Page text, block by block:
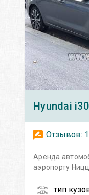
Hyundai
Отзывов: 1
Аренда
аэропорту
тип